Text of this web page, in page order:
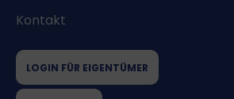
Kontakt
LOGIN FÜR EIGENTÜMER